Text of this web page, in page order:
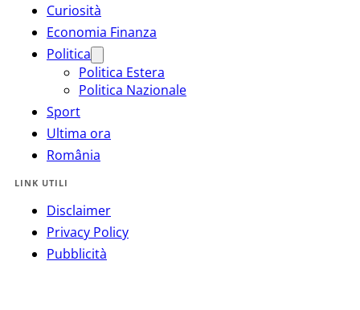
Curiosità
Economia Finanza
Politica
Politica Estera
Politica Nazionale
Sport
Ultima ora
România
LINK UTILI
Disclaimer
Privacy Policy
Pubblicità